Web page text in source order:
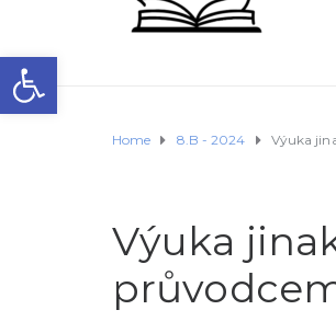
Open toolbar
Home 8.B - 2024 Výuka
Výuka